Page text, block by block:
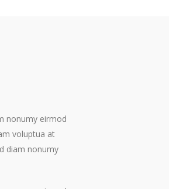
nonumy eirmod
voluptua at
diam nonumy